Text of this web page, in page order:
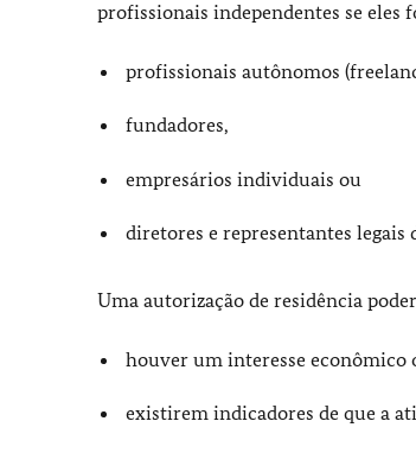
profissionais independentes se eles
profissionais autônomos
fundadores,
empresários individuais ou
diretores e representantes legais
Uma autorização de residência
houver um interesse econômico
existirem indicadores de que a